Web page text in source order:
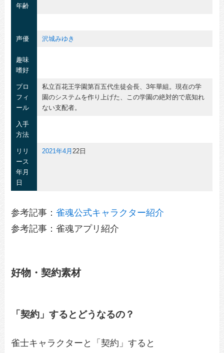
年齢
声優 沢城みゆき
趣味
嗜好
プロ
フィ
ール
私立百花王学園第百五代生徒会長、3年華組。現在の学
園のシステムを作り上げた、この学園の絶対的で底知れ
ない支配者。
入手
方法
リリ
ース
年月
日
2021年4月22日
参考記事：雀魂公式キャラクター紹介
参考記事：雀魂アプリ紹介
好物・契約素材
「契約」するとどうなるの？
雀士キャラクターと「契約」すると